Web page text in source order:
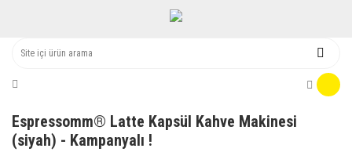
Espressomm® Latte Kapsül Kahve Makinesi
(siyah) - Kampanyalı !